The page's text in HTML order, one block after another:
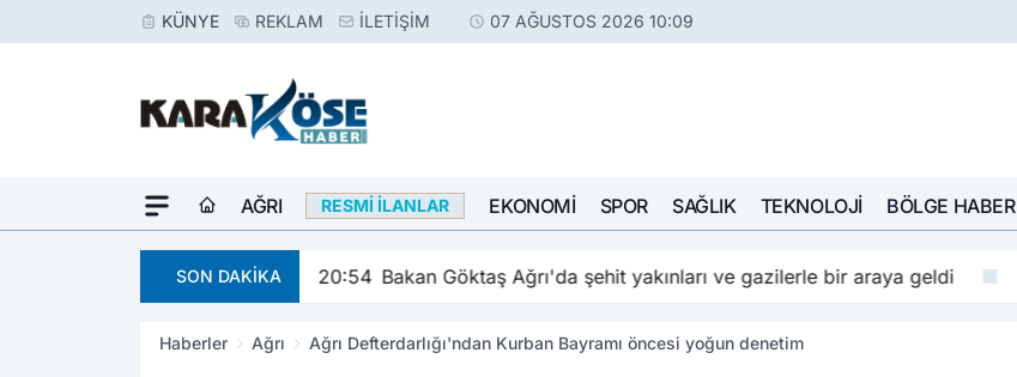
KÜNYE REKLAM İLETIŞIM 07 AĞUSTOS 2026 10:09
AĞRI RESMI İLANLAR EKONOMI SPOR SAĞLIK TEKNOLOJI BÖLGE HABER
SON DAKİKA 20:54 Bakan Göktaş Ağrı'da şehit yakınları ve gazilerle bir araya geldi
Haberler Ağrı Ağrı Defterdarlığı'ndan Kurban Bayramı öncesi yoğun denetim